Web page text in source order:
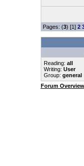
Pages: (3) [1] 2
Reading: all
Writing: User
Group: general
Forum Overview